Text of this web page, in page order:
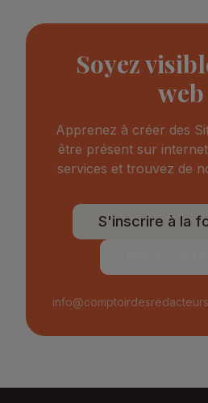
Soyez
web
Apprenez à créer des
être présent sur
services et trouvez de
S'inscrire à la